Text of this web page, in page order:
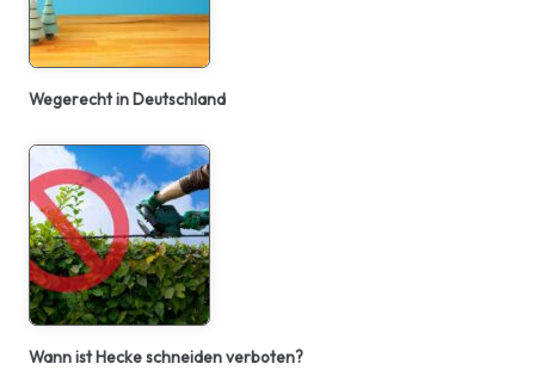
Wegerecht in Deutschland
Wann ist Hecke schneiden verboten?